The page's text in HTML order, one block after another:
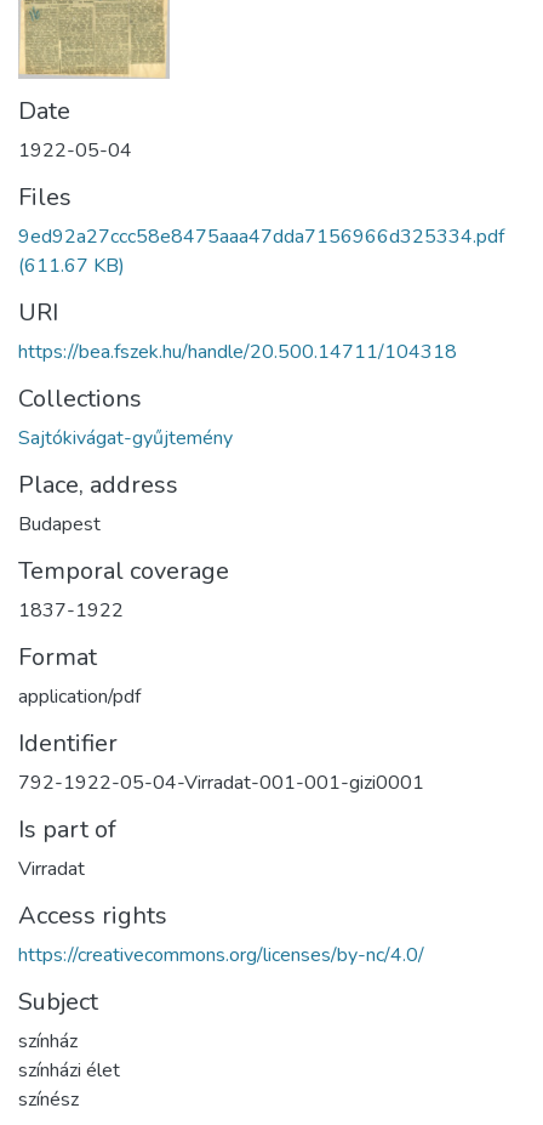
Date
1922-05-04
Files
9ed92a27ccc58e8475aaa47dda7156966d325334.pdf
(611.67 KB)
URI
https://bea.fszek.hu/handle/20.500.14711/104318
Collections
Sajtókivágat-gyűjtemény
Place, address
Budapest
Temporal coverage
1837-1922
Format
application/pdf
Identifier
792-1922-05-04-Virradat-001-001-gizi0001
Is part of
Virradat
Access rights
https://creativecommons.org/licenses/by-nc/4.0/
Subject
színház
színházi élet
színész